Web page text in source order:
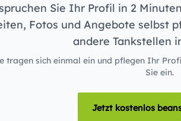
Sie Ihr Profil in 2
Fotos und Angebote selbst
andere Tankstellen
tragen sich einmal ein und pflegen Ihr
Sie ein.
Jetzt kostenlos